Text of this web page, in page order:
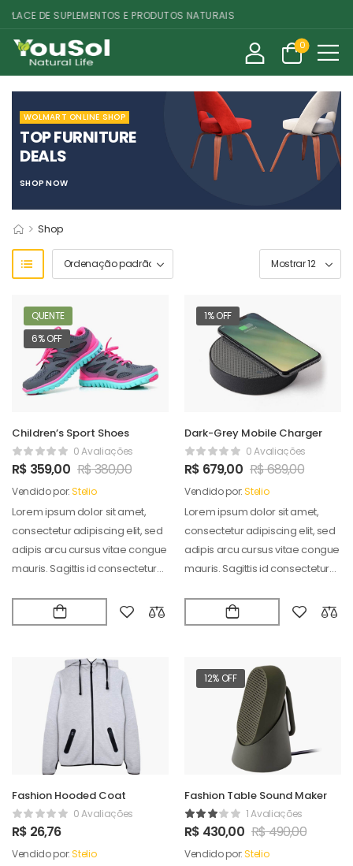
DE SUPLEMENTOS E PRODUTOS NATURAIS
0
WOLMART ONLINE SHOP
TOP FURNITURE
DEALS
SHOP NOW
> Shop
QUENTE
6% OFF
Children’s Sport Shoes
0 Avaliações
R$ 359,00 R$380,00
Vendido por:Stelio
Lorem ipsum dolor sit amet,
consectetur adipiscing elit, sed
adipis arcu cursus vitae congue
mauris. Sagittis id consectetur
1% OFF
Dark-Grey Mobile Charger
0 Avaliações
R$ 679,00 R$689,00
Vendido por:Stelio
Lorem ipsum dolor sit amet,
consectetur adipiscing elit, sed
adipis arcu cursus vitae congue
mauris. Sagittis id consectetur
Fashion Hooded Coat
0 Avaliações
R$ 26,76
Vendido por:Stelio
12% OFF
Fashion Table Sound Maker
1 Avaliações
R$ 430,00 R$490,00
Vendido por:Stelio